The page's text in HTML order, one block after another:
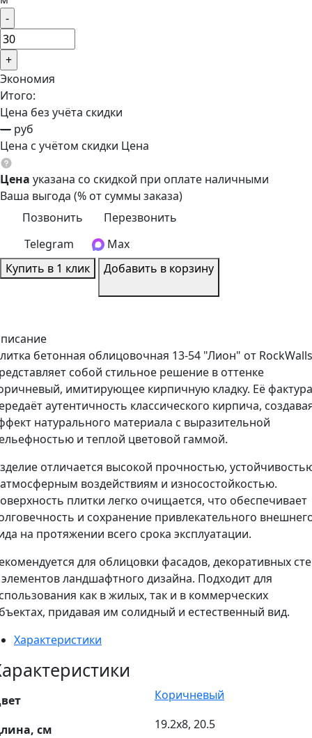
Экономия
Итого:
Цена без учёта скидки
— руб
Цена с учётом скидки Цена
Цена указана со скидкой при оплате наличными
Ваша выгода (% от суммы заказа)
Позвонить
Перезвонить
Telegram
Max
Купить в 1 клик
Добавить в корзину
бетонная облицовочная 13-54 "Лион" от RockWalls
собой стильное решение в оттенке
имитирующее кирпичную кладку. Её фактура
аутентичность классического кирпича,
натурального материала с выразительной
и теплой цветовой гаммой.
отличается высокой прочностью,
воздействиям и износостойкостью.
плитки легко очищается, что обеспечивает
и сохранение привлекательного
на протяжении всего срока эксплуатации.
для облицовки фасадов, декоративных
ландшафтного дизайна. Подходит для
как в жилых, так и в коммерческих
придавая им солидный и естественный вид.
Характеристики
Коричневый
см 19.2х8, 20.5